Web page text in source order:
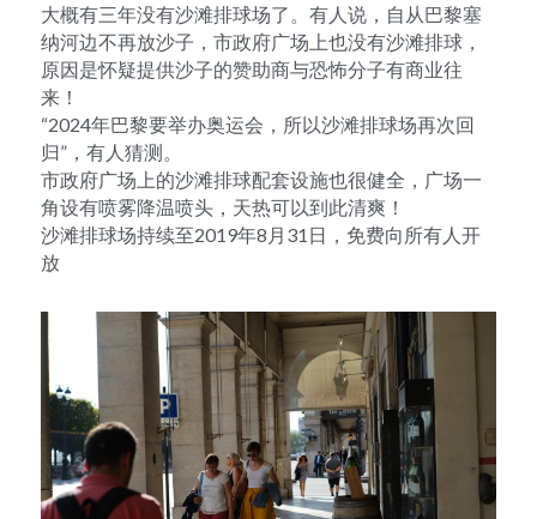
大概有三年没有沙滩排球场了。有人说，自从巴黎塞
纳河边不再放沙子，市政府广场上也没有沙滩排球，
原因是怀疑提供沙子的赞助商与恐怖分子有商业往
来！
“2024年巴黎要举办奥运会，所以沙滩排球场再次回
归”，有人猜测。
市政府广场上的沙滩排球配套设施也很健全，广场一
角设有喷雾降温喷头，天热可以到此清爽！
沙滩排球场持续至2019年8月31日，免费向所有人开
放